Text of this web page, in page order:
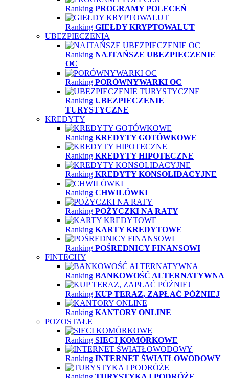
Ranking PROGRAMY POLECEŃ
Ranking GIEŁDY KRYPTOWALUT
UBEZPIECZENIA
Ranking NAJTAŃSZE UBEZPIECZENIE
OC
Ranking PORÓWNYWARKI OC
Ranking UBEZPIECZENIE
TURYSTYCZNE
KREDYTY
Ranking KREDYTY GOTÓWKOWE
Ranking KREDYTY HIPOTECZNE
Ranking KREDYTY KONSOLIDACYJNE
Ranking CHWILÓWKI
Ranking POŻYCZKI NA RATY
Ranking KARTY KREDYTOWE
Ranking POŚREDNICY FINANSOWI
FINTECHY
Ranking BANKOWOŚĆ ALTERNATYWNA
Ranking KUP TERAZ, ZAPŁAĆ PÓŹNIEJ
Ranking KANTORY ONLINE
POZOSTAŁE
Ranking SIECI KOMÓRKOWE
Ranking INTERNET ŚWIATŁOWODOWY